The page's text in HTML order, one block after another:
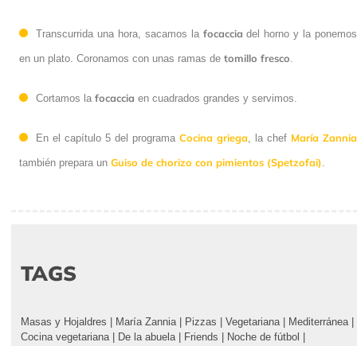
Transcurrida una hora, sacamos lafocacciadel horno y la
En el capítulo 5 del programaCocina griega, la chefMaría
TAGS